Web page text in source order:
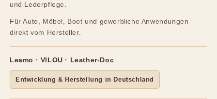
und Lederpflege.
Für Auto, Möbel, Boot und gewerbliche Anwendungen –
direkt vom Hersteller.
Leamo · VILOU · Leather-Doc
Entwicklung & Herstellung in Deutschland